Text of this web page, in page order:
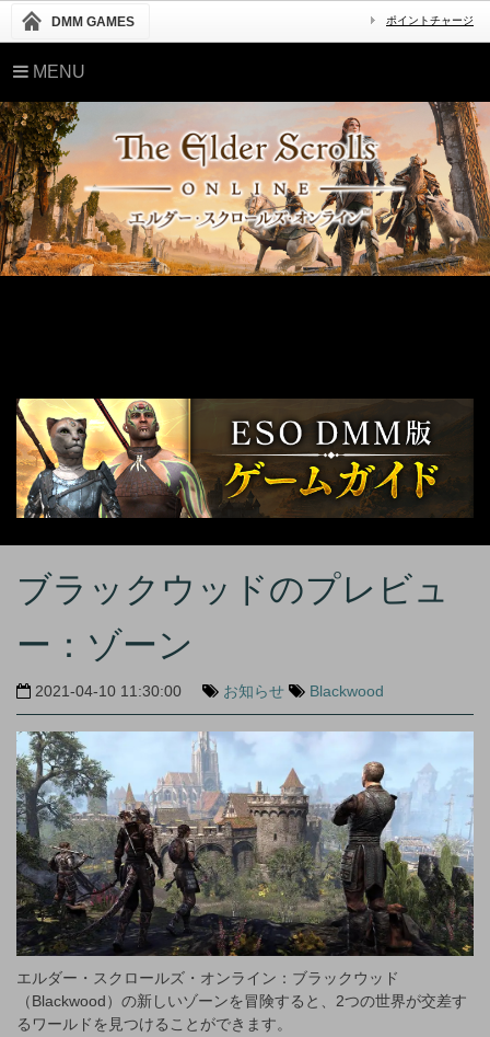
DMM GAMES ポイントチャージ
MENU
ブラックウッドのプレビュ
ー：ゾーン
2021-04-10 11:30:00 お知らせ Blackwood
エルダー・スクロールズ・オンライン：ブラックウッド
（Blackwood）の新しいゾーンを冒険すると、2つの世界が交差す
るワールドを見つけることができます。